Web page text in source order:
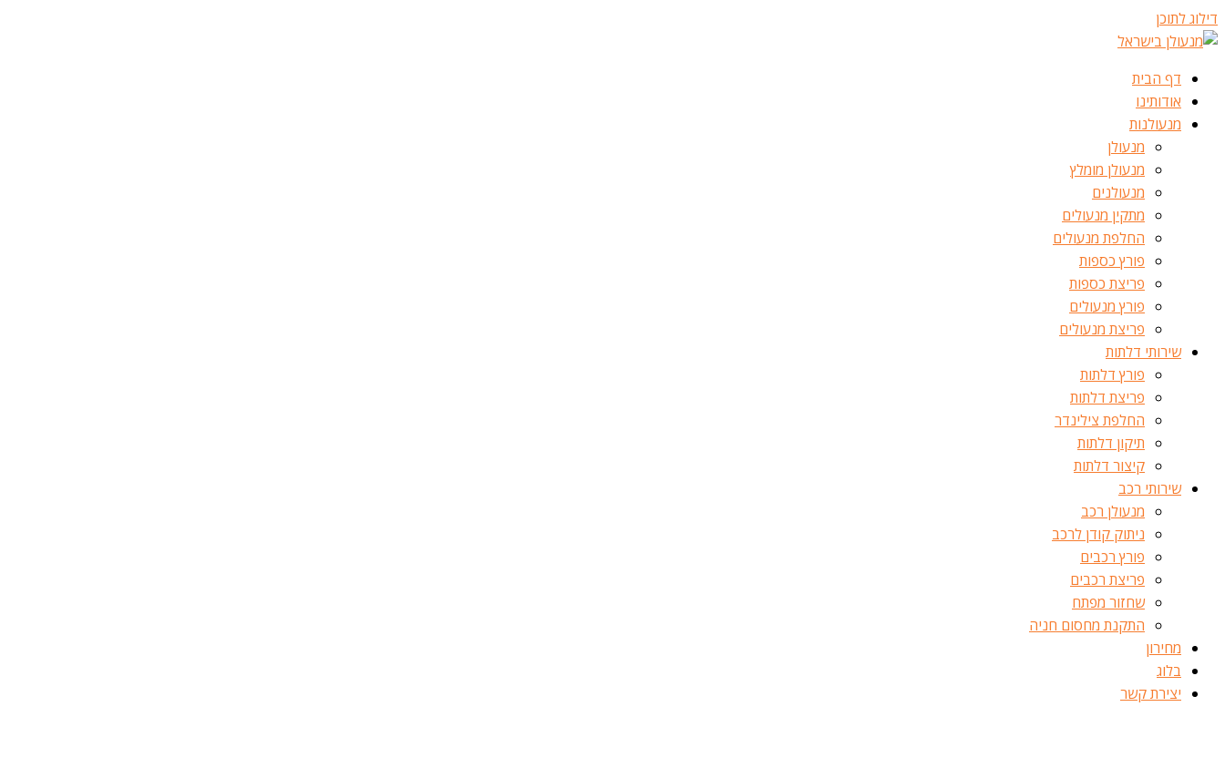
דילוג לתוכן
דף הבית
אודותינו
מנעולנות
מנעולן
מנעולן מומלץ
מנעולנים
מתקין מנעולים
החלפת מנעולים
פורץ כספות
פריצת כספות
פורץ מנעולים
פריצת מנעולים
שירותי דלתות
פורץ דלתות
פריצת דלתות
החלפת צילינדר
תיקון דלתות
קיצור דלתות
שירותי רכב
מנעולן רכב
ניתוק קודן לרכב
פורץ רכבים
פריצת רכבים
שחזור מפתח
התקנת מחסום חניה
מחירון
בלוג
יצירת קשר